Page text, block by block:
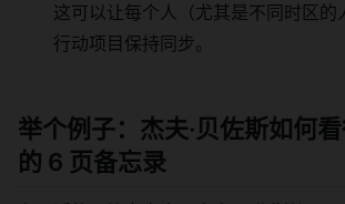
这可以让每个人（尤其是不同时区的
行动项目保持同步。
举个例子：杰夫·贝佐斯如何
的 6 页备忘录